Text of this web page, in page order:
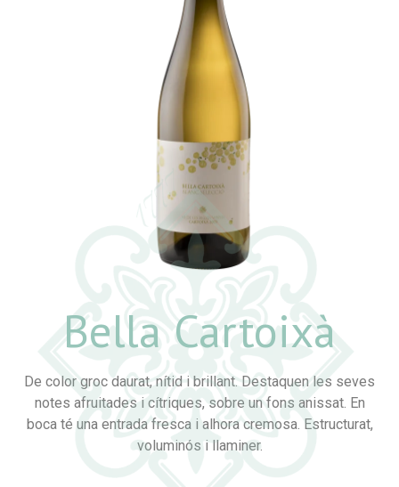
Bella Cartoixà
De color groc daurat, nítid i brillant. Destaquen les seves
notes afruitades i cítriques, sobre un fons anissat. En
boca té una entrada fresca i alhora cremosa. Estructurat,
voluminós i llaminer.